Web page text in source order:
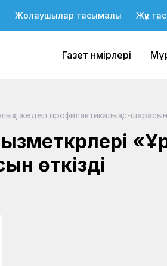
Жолаушылар тасымалы Жүк
Газет нөмірлері
жедел профилактикалық іс-шарасын
өткізді